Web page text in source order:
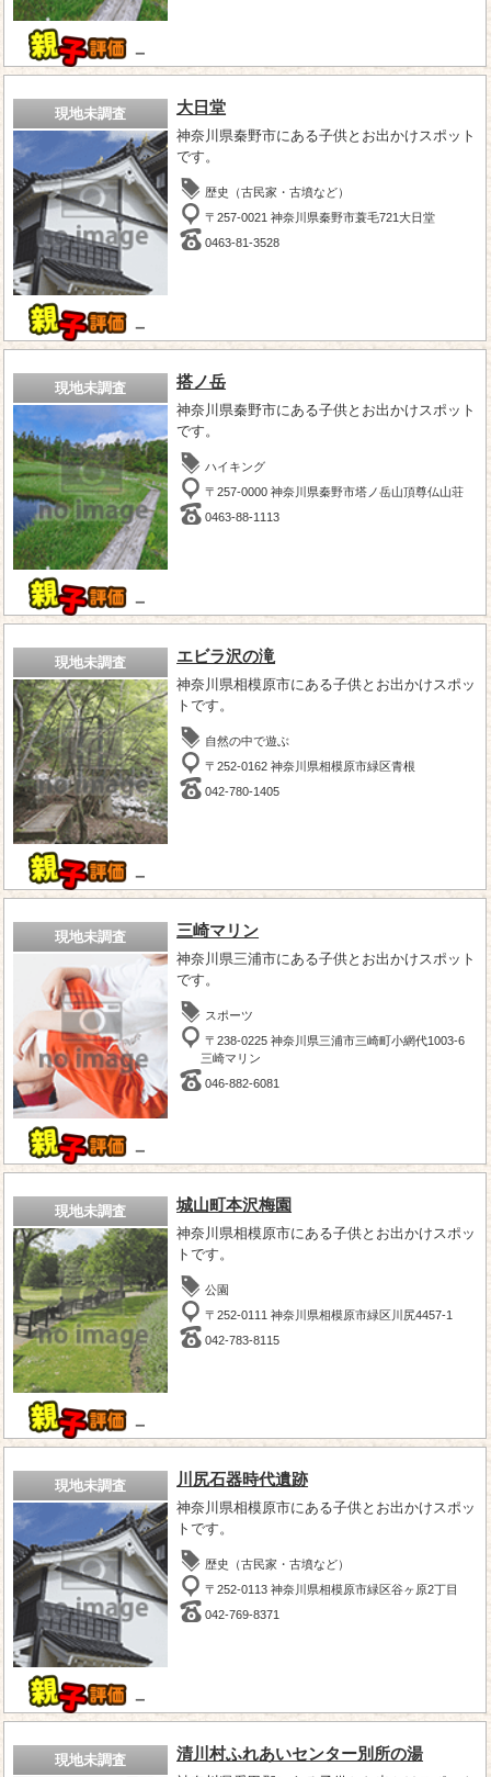
－
現地未調査
－
大日堂
神奈川県秦野市にある子供とお出かけスポット
です。
歴史（古民家・古墳など）
〒257-0021 神奈川県秦野市蓑毛721大日堂
0463-81-3528
現地未調査
－
搭ノ岳
神奈川県秦野市にある子供とお出かけスポット
です。
ハイキング
〒257-0000 神奈川県秦野市塔ノ岳山頂尊仏山荘
0463-88-1113
現地未調査
－
エビラ沢の滝
神奈川県相模原市にある子供とお出かけスポッ
トです。
自然の中で遊ぶ
〒252-0162 神奈川県相模原市緑区青根
042-780-1405
現地未調査
－
三崎マリン
神奈川県三浦市にある子供とお出かけスポット
です。
スポーツ
〒238-0225 神奈川県三浦市三崎町小網代1003-6
三崎マリン
046-882-6081
現地未調査
－
城山町本沢梅園
神奈川県相模原市にある子供とお出かけスポッ
トです。
公園
〒252-0111 神奈川県相模原市緑区川尻4457-1
042-783-8115
現地未調査
－
川尻石器時代遺跡
神奈川県相模原市にある子供とお出かけスポッ
トです。
歴史（古民家・古墳など）
〒252-0113 神奈川県相模原市緑区谷ヶ原2丁目
042-769-8371
現地未調査 清川村ふれあいセンター別所の湯